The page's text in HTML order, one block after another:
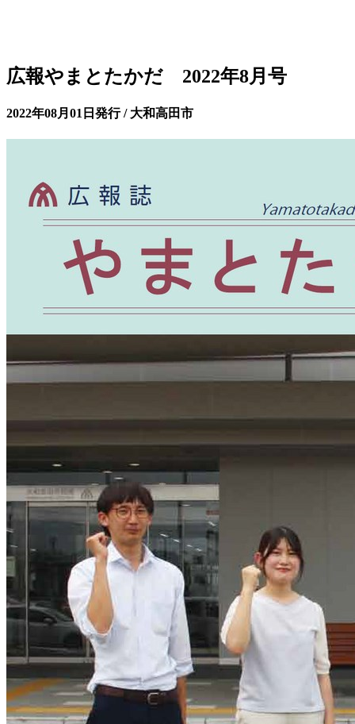
広報やまとたかだ 2022年8月号
2022年08月01日発行 / 大和高田市